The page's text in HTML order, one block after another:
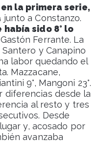
la primera serie,
junto a Constanzo.
había sido 8° lo
Ferrante. La
y Canapino
labor quedando el
Mazzacane,
9°, Mangoni 23°.
diferencias desde la
al resto y tres
Desde
y, acosado por
avanzaba